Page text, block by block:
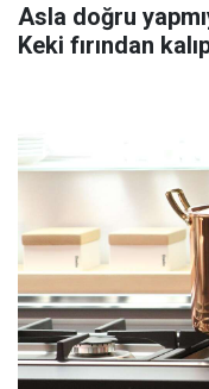
Asla doğru
Keki fırından